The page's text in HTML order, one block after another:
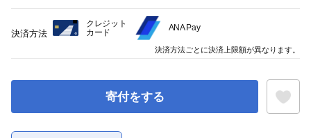
寄付をする
決済方法
クレジット
カード
ANA Pay
決済方法ごとに決済上限額が異なります。